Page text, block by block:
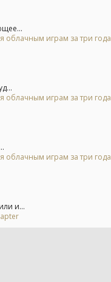
облачным играм за три года
облачным играм за три года
облачным играм за три года
и...